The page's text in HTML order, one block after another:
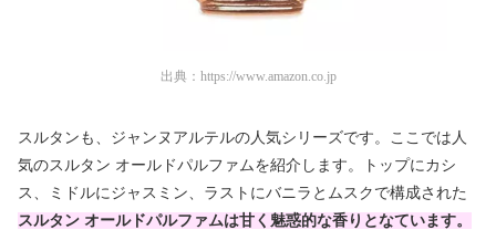
出典： https://www.amazon.co.jp
スルタンも、ジャンヌアルテルの人気シリーズです。ここでは人
気のスルタン オールドパルファムを紹介します。トップにカシ
ス、ミドルにジャスミン、ラストにバニラとムスクで構成された
スルタン オールドパルファムは甘く魅惑的な香りとなています。